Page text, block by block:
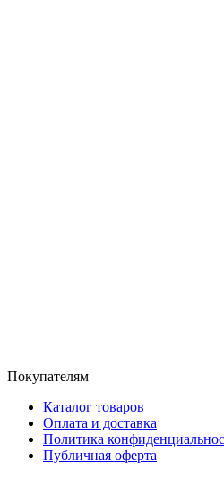
Покупателям
Каталог товаров
Оплата и доставка
Политика
Публичная оферта